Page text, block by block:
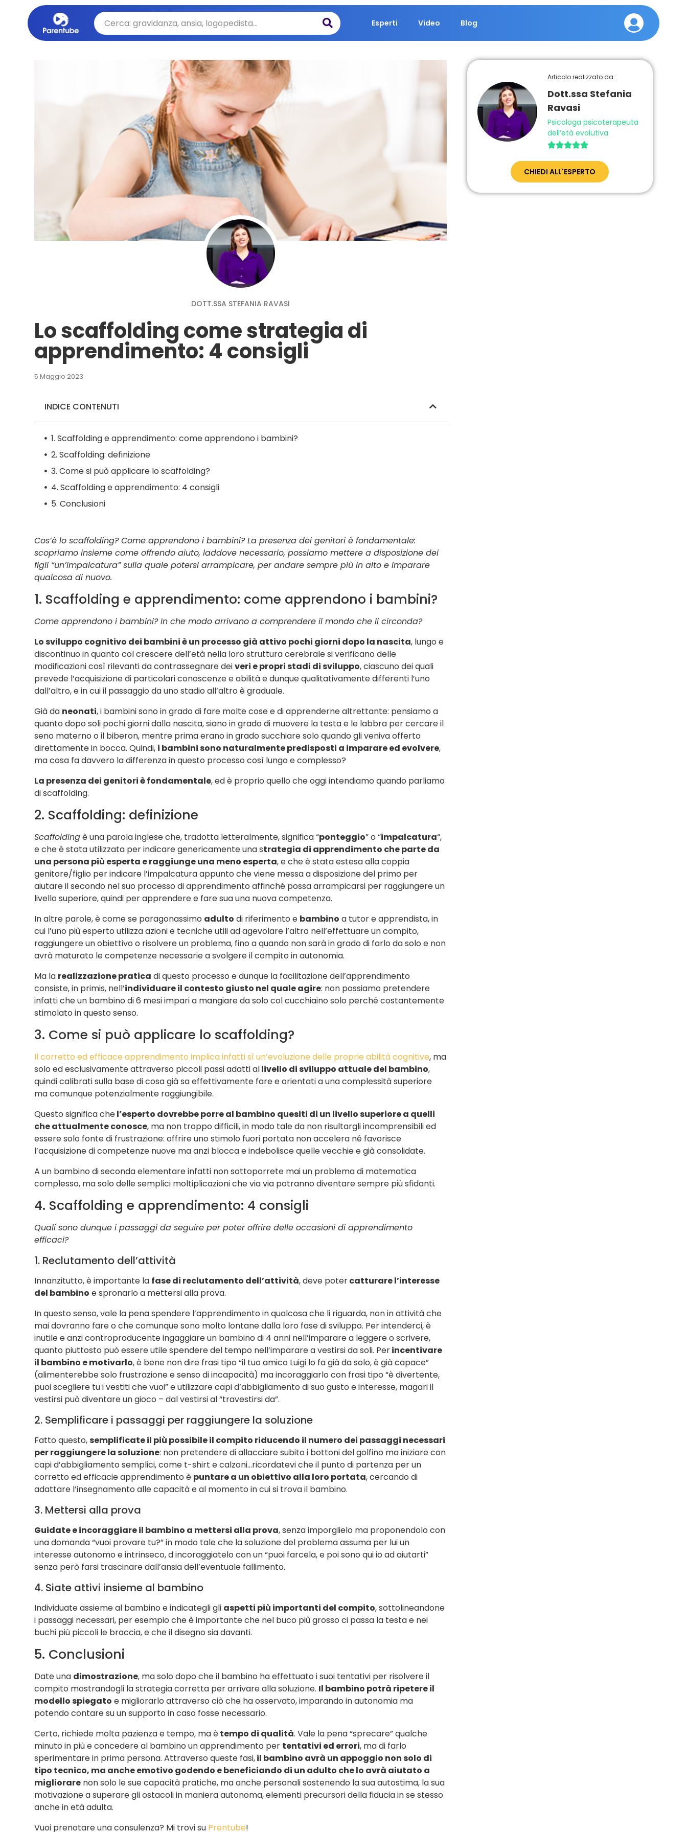
Esperti Video Blog
DOTT.SSA STEFANIA RAVASI
Lo scaffolding come strategia di
apprendimento: 4 consigli
5 Maggio 2023
INDICE CONTENUTI
1. Scaffolding e apprendimento: come apprendono i bambini?
2. Scaffolding: definizione
3. Come si può applicare lo scaffolding?
4. Scaffolding e apprendimento: 4 consigli
5. Conclusioni
Cos’è lo scaffolding? Come apprendono i bambini? La presenza dei genitori è fondamentale:
scopriamo insieme come offrendo aiuto, laddove necessario, possiamo mettere a disposizione dei
figli “un’impalcatura” sulla quale potersi arrampicare, per andare sempre più in alto e imparare
qualcosa di nuovo.
1. Scaffolding e apprendimento: come apprendono i bambini?
Come apprendono i bambini? In che modo arrivano a comprendere il mondo che li circonda?
Lo sviluppo cognitivo dei bambini è un processo già attivo pochi giorni dopo la nascita, lungo e
discontinuo in quanto col crescere dell’età nella loro struttura cerebrale si verificano delle
modificazioni così rilevanti da contrassegnare deiveri e propri stadi di sviluppo, ciascuno dei quali
prevede l’acquisizione di particolari conoscenze e abilità e dunque qualitativamente differenti l’uno
dall’altro, e in cui il passaggio da uno stadio all’altro è graduale.
Già da neonati, i bambini sono in grado di fare molte cose e di apprenderne altrettante: pensiamo a
quanto dopo soli pochi giorni dalla nascita, siano in grado di muovere la testa e le labbra per cercare il
seno materno o il biberon, mentre prima erano in grado succhiare solo quando gli veniva offerto
direttamente in bocca. Quindi, i bambini sono naturalmente predisposti a imparare ed evolvere,
ma cosa fa davvero la differenza in questo processo così lungo e complesso?
La presenza dei genitori è fondamentale, ed è proprio quello che oggi intendiamo quando parliamo
di scaffolding.
2. Scaffolding: definizione
Scaffoldingè una parola inglese che, tradotta letteralmente, significa “ponteggio” o “impalcatura“,
e che è stata utilizzata per indicare genericamente una strategia di apprendimento che parte da
una persona più esperta e raggiunge una meno esperta, e che è stata estesa alla coppia
genitore/figlio per indicare l’impalcatura appunto che viene messa a disposizione del primo per
aiutare il secondo nel suo processo di apprendimento affinché possa arrampicarsi per raggiungere un
livello superiore, quindi per apprendere e fare sua una nuova competenza.
In altre parole, è come se paragonassimo adulto di riferimento e bambino a tutor e apprendista, in
cui l’uno più esperto utilizza azioni e tecniche utili ad agevolare l’altro nell’effettuare un compito,
raggiungere un obiettivo o risolvere un problema, fino a quando non sarà in grado di farlo da solo e non
avrà maturato le competenze necessarie a svolgere il compito in autonomia.
Ma la realizzazione pratica di questo processo e dunque la facilitazione dell’apprendimento
consiste, in primis, nell’individuare il contesto giusto nel quale agire: non possiamo pretendere
infatti che un bambino di 6 mesi impari a mangiare da solo col cucchiaino solo perché costantemente
stimolato in questo senso.
3. Come si può applicare lo scaffolding?
Il corretto ed efficace apprendimento implica infatti sì un’evoluzione delle proprie abilità cognitive, ma
solo ed esclusivamente attraverso piccoli passi adatti allivello di sviluppo attuale del bambino,
quindi calibrati sulla base di cosa già sa effettivamente fare e orientati a una complessità superiore
ma comunque potenzialmente raggiungibile.
Questo significa chel’esperto dovrebbe porre al bambino quesiti di un livello superiore a quelli
che attualmente conosce, ma non troppo difficili, in modo tale da non risultargli incomprensibili ed
essere solo fonte di frustrazione: offrire uno stimolo fuori portata non accelera né favorisce
l’acquisizione di competenze nuove ma anzi blocca e indebolisce quelle vecchie e già consolidate.
A un bambino di seconda elementare infatti non sottoporrete mai un problema di matematica
complesso, ma solo delle semplici moltiplicazioni che via via potranno diventare sempre più sfidanti.
4. Scaffolding e apprendimento: 4 consigli
Quali sono dunque i passaggi da seguire per poter offrire delle occasioni di apprendimento
efficaci?
1. Reclutamento dell’attività
Innanzitutto, è importante la fase di reclutamento dell’attività, deve potercatturare l’interesse
del bambino e spronarlo a mettersi alla prova.
In questo senso, vale la pena spendere l’apprendimento in qualcosa che li riguarda, non in attività che
mai dovranno fare o che comunque sono molto lontane dalla loro fase di sviluppo. Per intenderci, è
inutile e anzi controproducente ingaggiare un bambino di 4 anni nell’imparare a leggere o scrivere,
quanto piuttosto può essere utile spendere del tempo nell’imparare a vestirsi da soli. Perincentivare
il bambino e motivarlo, è bene non dire frasi tipo “il tuo amico Luigi lo fa già da solo, è già capace”
(alimenterebbe solo frustrazione e senso di incapacità) ma incoraggiarlo con frasi tipo “è divertente,
puoi scegliere tu i vestiti che vuoi” e utilizzare capi d’abbigliamento di suo gusto e interesse, magari il
vestirsi può diventare un gioco – dal vestirsi al “travestirsi da”.
2. Semplificare i passaggi per raggiungere la soluzione
Fatto questo,semplificate il più possibile il compito riducendo il numero dei passaggi necessari
per raggiungere la soluzione: non pretendere di allacciare subito i bottoni del golfino ma iniziare con
capi d’abbigliamento semplici, come t-shirt e calzoni…ricordatevi che il punto di partenza per un
corretto ed efficacie apprendimento è puntare a un obiettivo alla loro portata, cercando di
adattare l’insegnamento alle capacità e al momento in cui si trova il bambino.
3. Mettersi alla prova
Guidate e incoraggiare il bambino a mettersi alla prova, senza imporglielo ma proponendolo con
una domanda “vuoi provare tu?” in modo tale che la soluzione del problema assuma per lui un
interesse autonomo e intrinseco, d incoraggiatelo con un “puoi farcela, e poi sono qui io ad aiutarti”
senza però farsi trascinare dall’ansia dell’eventuale fallimento.
4. Siate attivi insieme al bambino
Individuate assieme al bambino e indicategli gli aspetti più importanti del compito, sottolineandone
i passaggi necessari, per esempio che è importante che nel buco più grosso ci passa la testa e nei
buchi più piccoli le braccia, e che il disegno sia davanti.
5. Conclusioni
Date una dimostrazione, ma solodopo che il bambino ha effettuato i suoi tentativi per risolvere il
compito mostrandogli la strategia corretta per arrivare alla soluzione. Il bambino potrà ripetere il
modello spiegato e migliorarlo attraverso ciò che ha osservato, imparando in autonomia ma
potendo contare su un supporto in caso fosse necessario.
Certo, richiede molta pazienza e tempo, ma ètempo di qualità. Vale la pena “sprecare” qualche
minuto in più e concedere al bambino un apprendimento per tentativi ed errori, ma di farlo
sperimentare in prima persona.Attraverso queste fasi,il bambino avrà un appoggio non solo di
tipo tecnico, ma anche emotivo godendo e beneficiando di un adulto che lo avrà aiutato a
migliorare non solo le sue capacità pratiche, ma anche personali sostenendo la sua autostima, la sua
motivazione a superare gli ostacoli in maniera autonoma, elementi precursori della fiducia in se stesso
anche in età adulta.
Vuoi prenotare una consulenza? Mi trovi su Prentube!
Articolo realizzato da:
Dott.ssa Stefania
Ravasi
Psicologa psicoterapeuta
dell’età evolutiva

CHIEDI ALL'ESPERTO